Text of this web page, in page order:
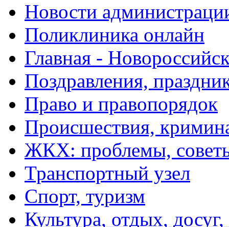
Новости
Поликлиника онлайн
Главная -
Поздравления,
Право и правопорядок
Происшествия,
ЖКХ: проблемы,
Транспортный узел
Спорт, туризм
Культура, отдых,